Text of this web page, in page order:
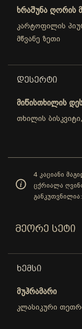
ხრაშუნა ღორის
კარტოფილის
მწვანე ზეთი
ᲓᲔᲡᲔᲠᲢᲘ
მიწისთხილის
თხილის
4 კაციანი
ცქრიალა
ᲛᲔᲝᲠᲔ ᲡᲔᲢᲘ
ᲮᲔᲛᲡᲘ
მუჰრამარი
კლასიკური